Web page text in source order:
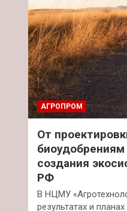
АГРОПРОМ
От
создания
РФ
В НЦМУ
результатах и